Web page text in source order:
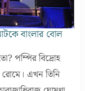
বাংলার বোল
পম্পির বিদ্রোহ
এখন তিনি